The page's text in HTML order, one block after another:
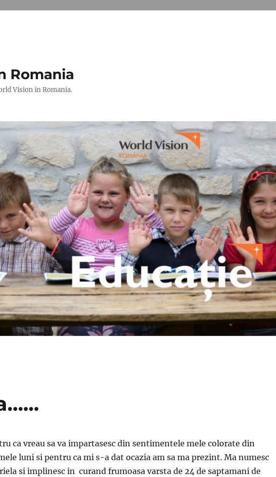
Romania
Vision in Romania.
ca vreau sa va impartasesc din sentimentele mele colorate din
luni si pentru ca mi s-a dat ocazia am sa ma prezint. Ma numesc
si implinesc in curand frumoasa varsta de 24 de saptamani de